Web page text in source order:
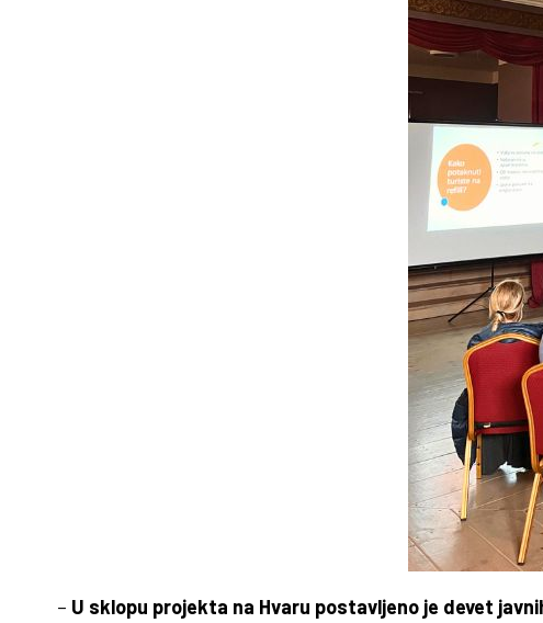
– U sklopu projekta na Hvaru postavljeno je devet